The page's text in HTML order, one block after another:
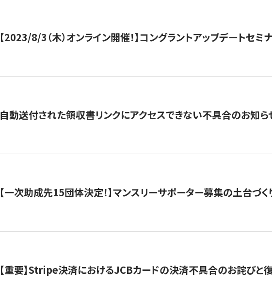
【2023/8/3（木）オンライン開催！】コングラントアップデートセ
自動送付された領収書リンクにアクセスできない不具合のお知ら
【一次助成先15団体決定！】マンスリーサポーター募集の土台づ
【重要】Stripe決済におけるJCBカードの決済不具合のお詫びと